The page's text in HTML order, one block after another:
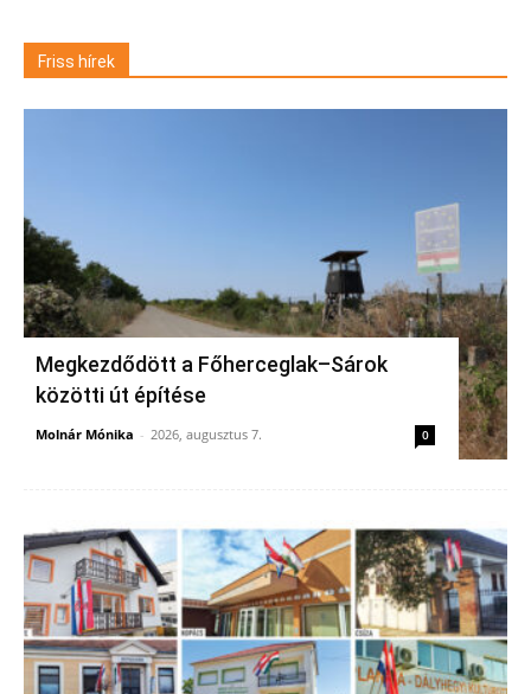
Friss hírek
Megkezdődött a Főherceglak–Sárok
közötti út építése
Molnár Mónika - 2026, augusztus 7. 0